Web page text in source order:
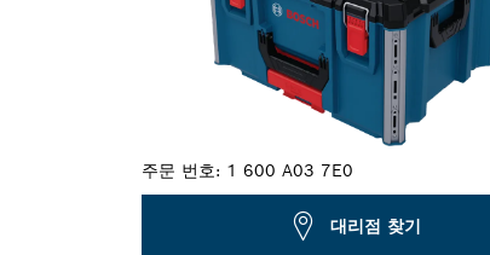
주문 번호: 1 600 A03 7E0
대리점 찾기